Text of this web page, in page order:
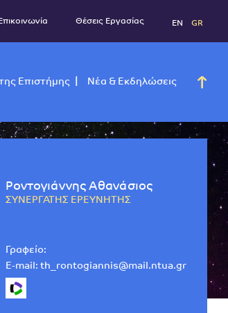
Νέα &
Επικοινωνία Θέσεις
Ροντογιάννης Αθανάσιος
ΣΥΝΕΡΓΑΤΗΣ ΕΡΕΥΝΗΤΗΣ
Γραφείο:
E-mail: th_rontogiannis@mail.ntua.gr